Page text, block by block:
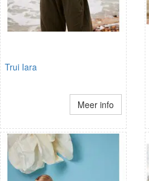
Trui Iara
Meer info